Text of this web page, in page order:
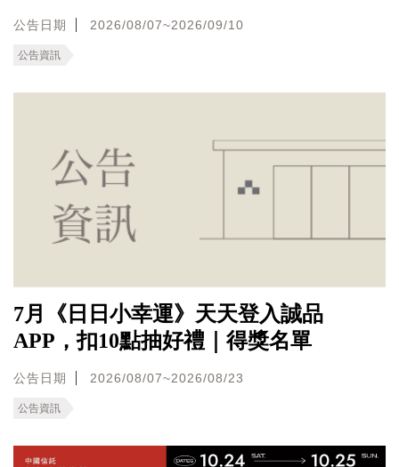
公告日期 2026/08/07~2026/09/10
公告資訊
7月《日日小幸運》天天登入誠品
APP，扣10點抽好禮｜得獎名單
公告日期 2026/08/07~2026/08/23
公告資訊